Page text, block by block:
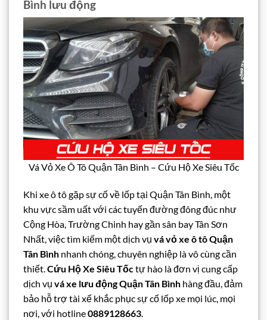
Bình lưu động
Vá Vỏ Xe Ô Tô Quận Tân Bình – Cứu Hộ Xe Siêu Tốc
Khi xe ô tô gặp sự cố về lốp tại Quận Tân Bình, một
khu vực sầm uất với các tuyến đường đông đúc như
Cộng Hòa, Trường Chinh hay gần sân bay Tân Sơn
Nhất, việc tìm kiếm một dịch vụ vá vỏ xe ô tô Quận
Tân Bình nhanh chóng, chuyên nghiệp là vô cùng cần
thiết.Cứu Hộ Xe Siêu Tốctự hào là đơn vị cung cấp
dịch vụ vá xe lưu động Quận Tân Bình hàng đầu, đảm
bảo hỗ trợ tài xế khắc phục sự cố lốp xe mọi lúc, mọi
nơi, với hotline0889128663.